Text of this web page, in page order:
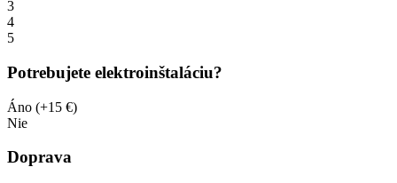
3
4
5
Potrebujete elektroinštaláciu?
Áno (+15 €)
Nie
Doprava